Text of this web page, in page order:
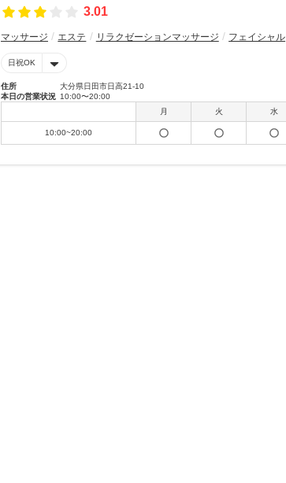
3.01
マッサージ エステ リラクゼーションマッサージ フェイシャル
日祝OK
住所
大分県日田市日高21-10
本日の営業状況 10:00〜20:00
月
火 水
10:00~20:00